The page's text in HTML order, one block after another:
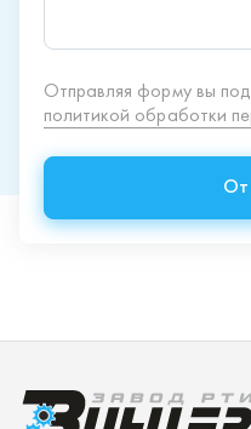
Спецпредложения